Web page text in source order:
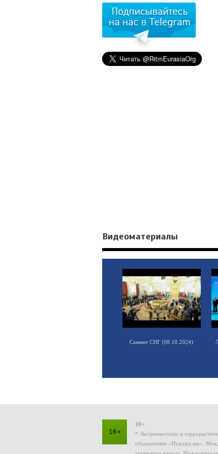
Видеоматериалы
Саммит СНГ (08.10.2024)
18+
* Экстремистские и
объединение «Нурджулар»,
татарского народа,